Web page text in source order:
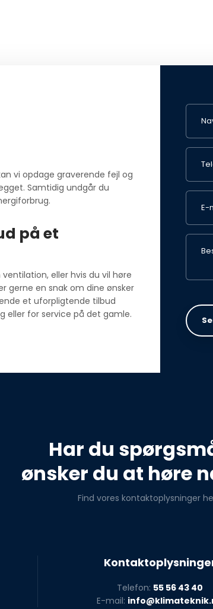
vi opdage graverende fejl og
Samtidig undgår du
på et
eller hvis du vil høre
gerne en snak om dine ønsker
et uforpligtende tilbud
for service på det gamle.
Har du
​ønsker du at høre
Find vores kontaktoplysninger
Telefon: 55 56 43 40
E-mail: